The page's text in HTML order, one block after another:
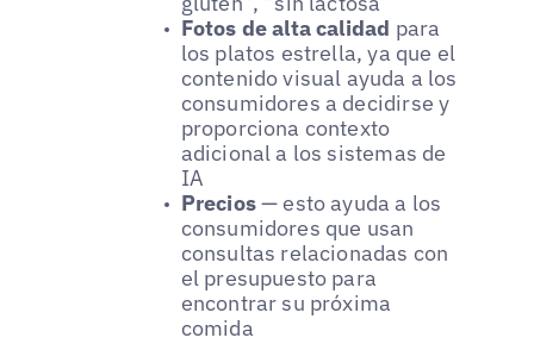
Fotos de alta calidad para
los platos estrella, ya que el
contenido visual ayuda a los
consumidores a decidirse y
proporciona contexto
adicional a los sistemas de
IA
Precios— esto ayuda a los
consumidores que usan
consultas relacionadas con
el presupuesto para
encontrar su próxima
comida